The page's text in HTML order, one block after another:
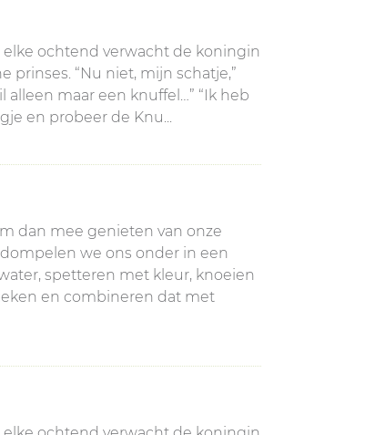
elke ochtend verwacht de koningin
prinses. “Nu niet, mijn schatje,”
alleen maar een knuffel…” “Ik heb
en probeer de Knu...
dan mee genieten van onze
we ons onder in een
spetteren met kleur, knoeien
en combineren dat met